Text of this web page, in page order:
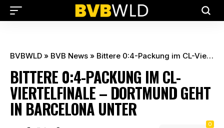
BVBWLD » BVB News » Bittere 0:4-Packung im CL-Viertelfinale – Dortmund geht in Barcelona unter
BITTERE 0:4-PACKUNG IM CL-
VIERTELFINALE – DORTMUND GEHT
IN BARCELONA UNTER
0